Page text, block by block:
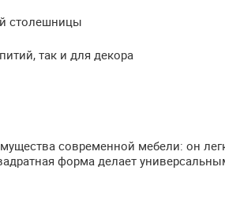
столешницы
так и для декора
современной мебели: он
форма делает